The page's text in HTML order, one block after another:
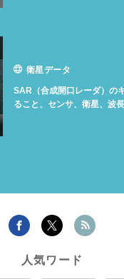
衛星データ
SAR（合成開口レーダ）の
ること、センサ、衛星、波
人気ワード